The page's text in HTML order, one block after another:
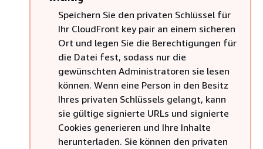
Speichern Sie den privaten Schlüssel für
Ihr CloudFront key pair an einem sicheren
Ort und legen Sie die Berechtigungen für
die Datei fest, sodass nur die
gewünschten Administratoren sie lesen
können. Wenn eine Person in den Besitz
Ihres privaten Schlüssels gelangt, kann
sie gültige signierte URLs und signierte
Cookies generieren und Ihre Inhalte
herunterladen. Sie können den privaten